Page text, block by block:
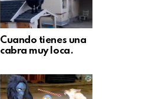
Cuando tienes una
cabra muy loca.